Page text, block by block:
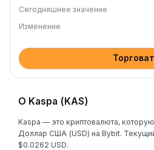
Сегодняшнее значение
Изменение
О Kaspa (KAS)
Kaspa — это криптовалюта,
Доллар США (USD) на Bybit.
$0.0262 USD.